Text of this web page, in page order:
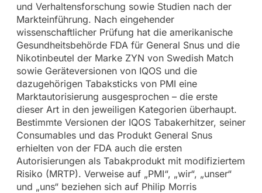
und Verhaltensforschung sowie Studien nach der
Markteinführung. Nach eingehender
wissenschaftlicher Prüfung hat die amerikanische
Gesundheitsbehörde FDA für General Snus und die
Nikotinbeutel der Marke ZYN von Swedish Match
sowie Geräteversionen von IQOS und die
dazugehörigen Tabaksticks von PMI eine
Marktautorisierung ausgesprochen – die erste
dieser Art in den jeweiligen Kategorien überhaupt.
Bestimmte Versionen der IQOS Tabakerhitzer, seiner
Consumables und das Produkt General Snus
erhielten von der FDA auch die ersten
Autorisierungen als Tabakprodukt mit modifiziertem
Risiko (MRTP). Verweise auf „PMI“, „wir“, „unser“
und „uns“ beziehen sich auf Philip Morris